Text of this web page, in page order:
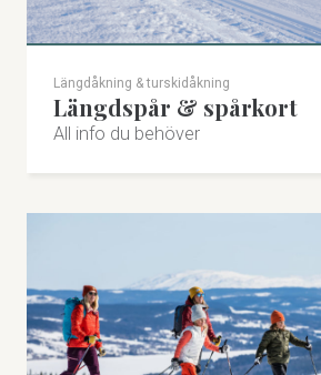
Längdåkning & turskidåkning
Längdspår & spårkort
All info du behöver